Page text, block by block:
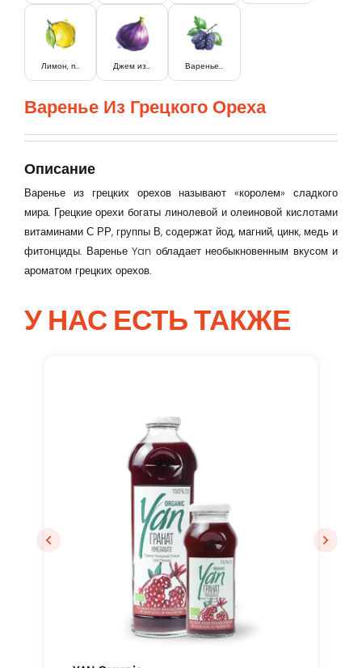
Вход
Эл. почта
Password
Лимон, протертый с сахаром Джем из инжира Варенье из шелковицы
Варенье Из Грецкого Ореха
Описание
Варенье из грецких орехов называют «королем» сладкого
мира. Грецкие орехи богаты линолевой и олеиновой кислотами
витаминами С РР, группы В, содержат йод, магний, цинк, медь и
фитонциды. Варенье Yan обладает необыкновенным вкусом и
ароматом грецких орехов.
У НАС ЕСТЬ ТАКЖЕ